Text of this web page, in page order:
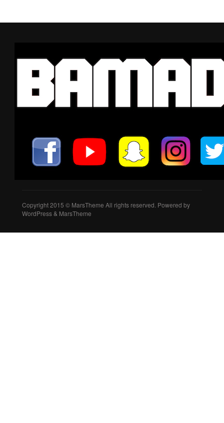
Copyright 2015 © MarsTheme All rights reserved. Powered by
WordPress & MarsTheme